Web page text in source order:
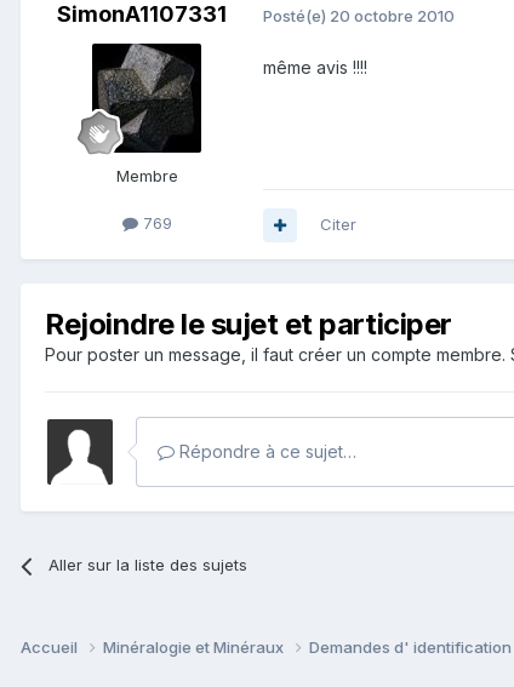
SimonA1107331
Membre
769
Posté(e) 20 octobre 2010
même avis !!!!
Citer
Rejoindre le sujet et participer
Pour poster un message, il faut créer un compte
Répondre à ce sujet…
Aller sur la liste des sujets
Accueil Minéralogie et Minéraux Demandes d'